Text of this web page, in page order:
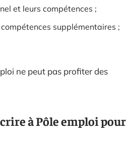
et leurs compétences ;
supplémentaires ;
ne peut pas profiter des
à Pôle emploi pour